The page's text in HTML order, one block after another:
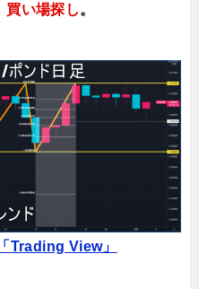
買い場探し。
「Trading View」